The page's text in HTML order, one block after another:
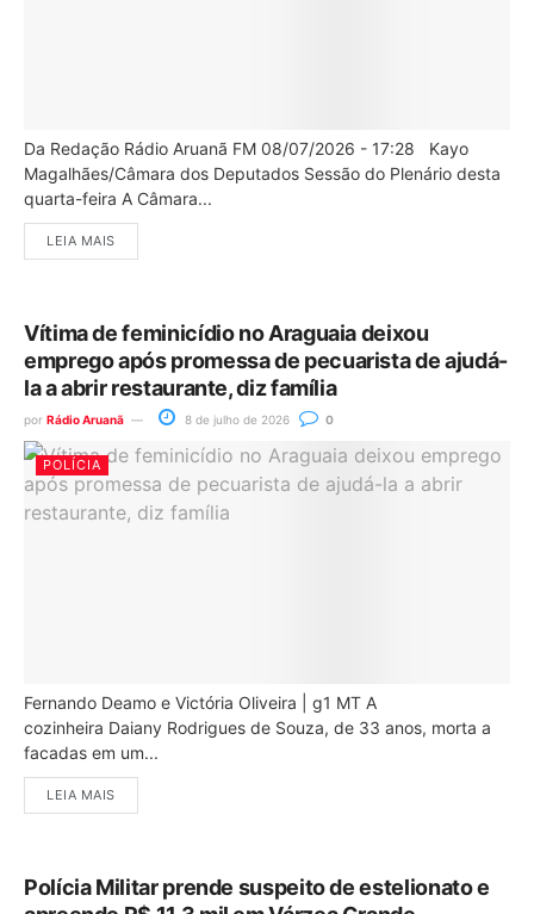
Da Redação Rádio Aruanã FM 08/07/2026 - 17:28 Kayo
Magalhães/Câmara dos Deputados Sessão do Plenário desta
quarta-feira A Câmara...
LEIA MAIS
Vítima de feminicídio no Araguaia deixou
emprego após promessa de pecuarista de ajudá-
la a abrir restaurante, diz família
por Rádio Aruanã 8 de julho de 2026 0
POLÍCIA
Fernando Deamo e Victória Oliveira | g1 MT A
cozinheira Daiany Rodrigues de Souza, de 33 anos, morta a
facadas em um...
LEIA MAIS
Polícia Militar prende suspeito de estelionato e